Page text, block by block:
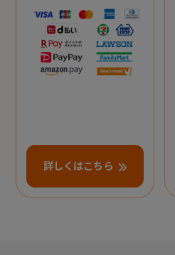
詳しくはこちら